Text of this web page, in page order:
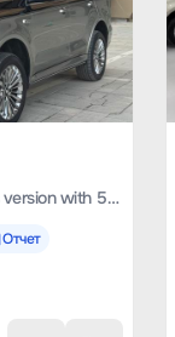
Tank 500 2022 business version with 5 seats
Отчет